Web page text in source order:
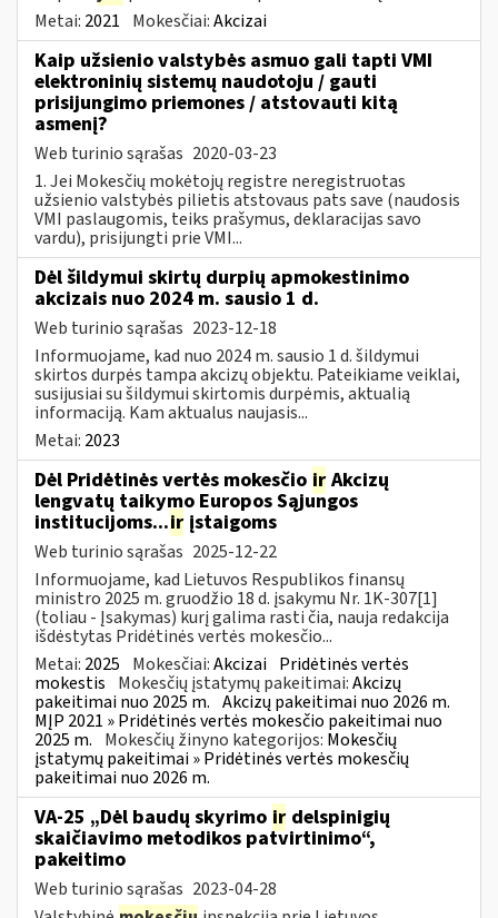
Metai: 2021 Mokesčiai:Akcizai
Kaip užsienio valstybės asmuo gali tapti VMI
elektroninių sistemų naudotoju / gauti
prisijungimo priemones / atstovauti kitą
asmenį?
Web turinio sąrašas 2020-03-23
1. Jei Mokesčių mokėtojų registre neregistruotas
užsienio valstybės pilietis atstovaus pats save (naudosis
VMI paslaugomis, teiks prašymus, deklaracijas savo
vardu), prisijungti prie VMI...
Dėl šildymui skirtų durpių apmokestinimo
akcizais nuo 2024 m. sausio 1 d.
Web turinio sąrašas 2023-12-18
Informuojame, kad nuo 2024 m. sausio 1 d. šildymui
skirtos durpės tampa akcizų objektu. Pateikiame veiklai,
susijusiai su šildymui skirtomis durpėmis, aktualią
informaciją. Kam aktualus naujasis...
Metai: 2023
Dėl Pridėtinės vertės mokesčio ir Akcizų
lengvatų taikymo Europos Sąjungos
institucijoms...ir įstaigoms
Web turinio sąrašas 2025-12-22
Informuojame, kad Lietuvos Respublikos finansų
ministro 2025 m. gruodžio 18 d. įsakymu Nr. 1K-307[1]
(toliau - Įsakymas) kurį galima rasti čia, nauja redakcija
išdėstytas Pridėtinės vertės mokesčio...
Metai: 2025 Mokesčiai:Akcizai Pridėtinės vertės
mokestis Mokesčių įstatymų pakeitimai:Akcizų
pakeitimai nuo 2025 m. Akcizų pakeitimai nuo 2026 m.
MĮP 2021 » Pridėtinės vertės mokesčio pakeitimai nuo
2025 m. Mokesčių žinyno kategorijos: Mokesčių
įstatymų pakeitimai » Pridėtinės vertės mokesčių
pakeitimai nuo 2026 m.
VA-25 „Dėl baudų skyrimo ir delspinigių
skaičiavimo metodikos patvirtinimo“,
pakeitimo
Web turinio sąrašas 2023-04-28